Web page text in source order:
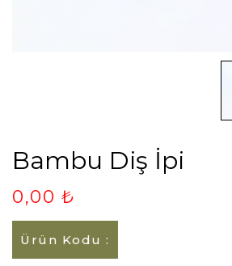
Bambu Diş İpi
0,00 ₺
Ürün Kodu :